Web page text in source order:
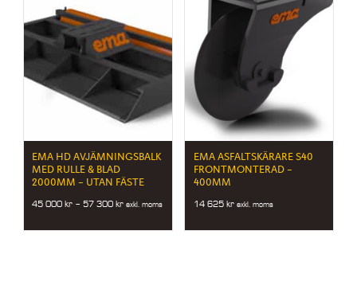
EMA HD AVJÄMNINGSBALK
MED RULLE & BLAD
2000MM – UTAN FÄSTE
45 000kr – 57 300krPrice
45
exkl. moms
EMA ASFALTSKÄRARE S40
FRONTMONTERAD –
400MM
14 625 kr exkl. moms